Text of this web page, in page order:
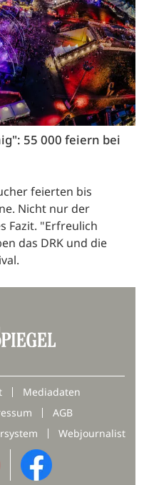
55 000 feiern bei
feierten bis
Nicht nur der
Fazit. "Erfreulich
das DRK und die
Mediadaten
AGB
Webjournalist